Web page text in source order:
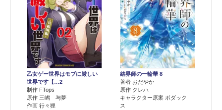
乙女ゲー世界はモブに厳しい
世界です【…2
制作 FTops
原作 三嶋 与夢
作画 行々狸
結界師の一輪華 8
著者 おだやか
原作 クレハ
キャラクター原案 ボダック
ス